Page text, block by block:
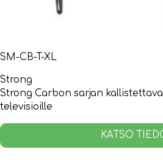
SM-CB-T-XL
Strong
Strong Carbon sarjan kallistettava
televisioille
KATSO